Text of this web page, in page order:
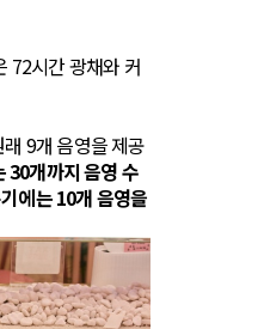
72시간 광채와 커
9개 음영을 제공
30개까지 음영 수
에는 10개 음영을